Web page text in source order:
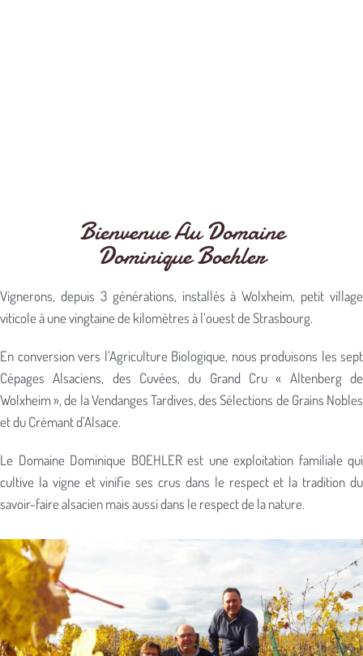
Bienvenue Au Domaine
Dominique Boehler
Vignerons, depuis 3 générations, installés à Wolxheim, petit village
viticole à une vingtaine de kilomètres à l’ouest de Strasbourg.
En conversion vers l’Agriculture Biologique, nous produisons les sept
Cépages Alsaciens, des Cuvées, du Grand Cru « Altenberg de
Wolxheim », de la Vendanges Tardives, des Sélections de Grains Nobles
et du Crémant d’Alsace.
Le Domaine Dominique BOEHLER est une exploitation familiale qui
cultive la vigne et vinifie ses crus dans le respect et la tradition du
savoir-faire alsacien mais aussi dans le respect de la nature.